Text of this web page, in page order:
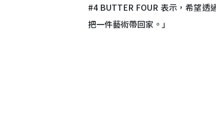
#4 BUTTER FOUR 表示，希望透
把一件藝術帶回家。」